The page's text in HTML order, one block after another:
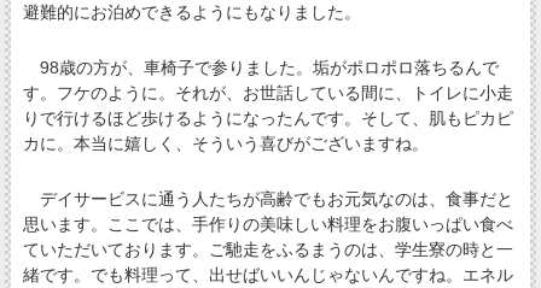
避難的にお泊めできるようにもなりました。
98歳の方が、車椅子で参りました。垢がポロポロ落ちるんで
す。フケのように。それが、お世話している間に、トイレに小走
りで行けるほど歩けるようになったんです。そして、肌もピカピ
カに。本当に嬉しく、そういう喜びがございますね。
デイサービスに通う人たちが高齢でもお元気なのは、食事だと
思います。ここでは、手作りの美味しい料理をお腹いっぱい食べ
ていただいております。ご馳走をふるまうのは、学生寮の時と一
緒です。でも料理って、出せばいいんじゃないんですね。エネル